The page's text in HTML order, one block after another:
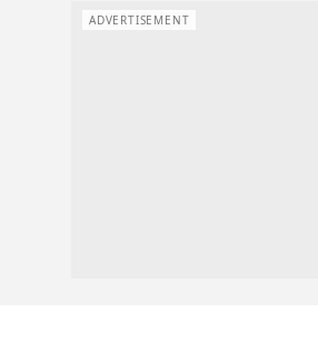
ADVERTISEMENT